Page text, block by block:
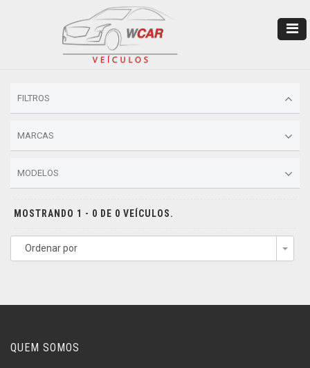
FILTROS
MARCAS
MODELOS
MOSTRANDO 1 - 0 DE 0 VEÍCULOS.
Ordenar por
QUEM SOMOS